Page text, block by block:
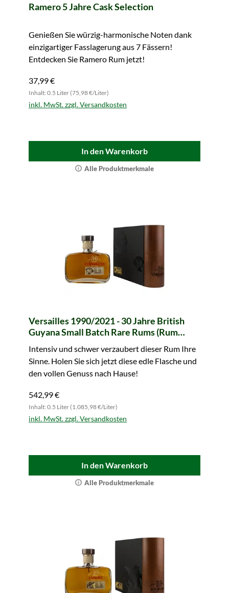
Ramero 5 Jahre Cask Selection
Genießen Sie würzig-harmonische Noten dank
einzigartiger Fasslagerung aus 7 Fässern!
Entdecken Sie Ramero Rum jetzt!
37,99 €
Inhalt: 0.5 Liter (75,98 €/Liter)
inkl. MwSt. zzgl. Versandkosten
In den Warenkorb
Alle Produktmerkmale
Versailles 1990/2021 - 30 Jahre British
Guyana Small Batch Rare Rums (Rum
Intensiv und schwer verzaubert dieser Rum Ihre
Sinne. Holen Sie sich jetzt diese edle Flasche und
den vollen Genuss nach Hause!
542,99 €
Inhalt: 0.5 Liter (1.085,98 €/Liter)
inkl. MwSt. zzgl. Versandkosten
In den Warenkorb
Alle Produktmerkmale